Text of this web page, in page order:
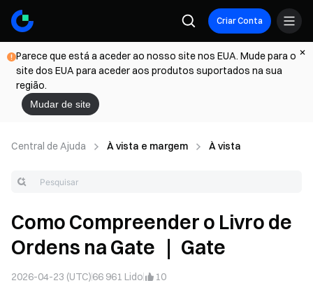
Criar Conta
Parece que está a aceder ao nosso site nos EUA. Mude para o
site dos EUA para aceder aos produtos suportados na sua
região.
Mudar de site
Central de Ajuda À vista e margem À vista
Como Compreender o Livro de
Ordens na Gate ｜ Gate
2026-04-23 (UTC)66 961 Lido 10